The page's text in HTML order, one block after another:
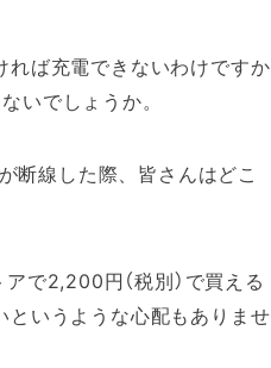
れば充電できないわけですか
いでしょうか。
断線した際、皆さんはどこ
で2,200円（税別）で買える
というような心配もありませ